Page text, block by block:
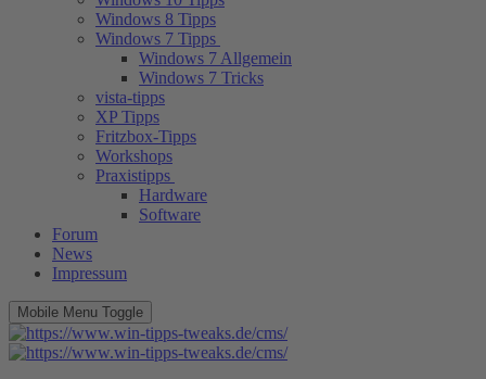
Windows 8 Tipps
Windows 7 Tipps
Windows 7 Allgemein
Windows 7 Tricks
vista-tipps
XP Tipps
Fritzbox-Tipps
Workshops
Praxistipps
Hardware
Software
Forum
News
Impressum
Mobile Menu Toggle